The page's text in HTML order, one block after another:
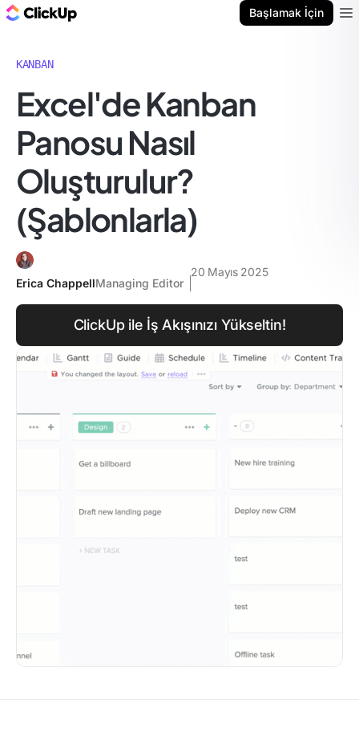
Başlamak İçin
KANBAN
Excel'de Kanban
Panosu Nasıl
Oluşturulur?
(Şablonlarla)
Erica ChappellManaging Editor
20 Mayıs 2025
ClickUp ile İş Akışınızı Yükseltin!